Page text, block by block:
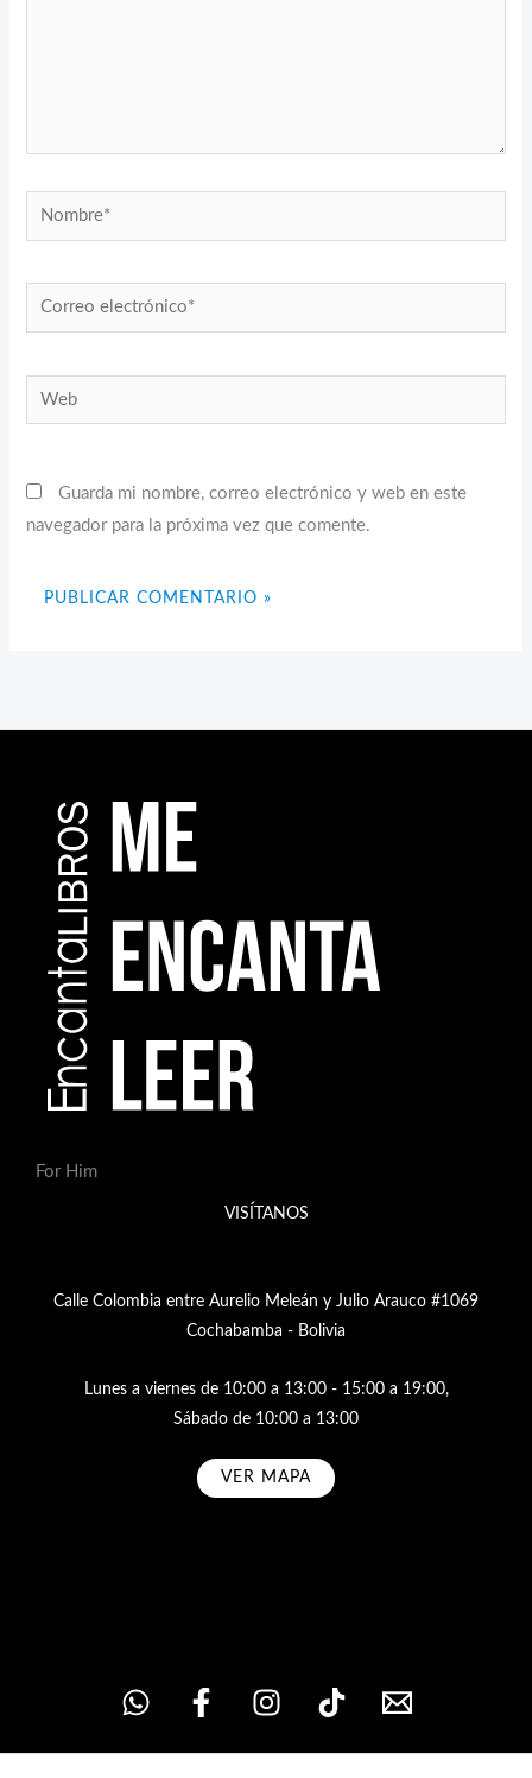
Nombre*
Correo
electrónico*
Web
Guarda mi nombre, correo electrónico y web en este
navegador para la próxima vez que comente.
For Him
VISÍTANOS
Calle Colombia entre Aurelio Meleán y Julio Arauco #1069
Cochabamba - Bolivia
Lunes a viernes de 10:00 a 13:00 - 15:00 a 19:00,
Sábado de 10:00 a 13:00
VER MAPA